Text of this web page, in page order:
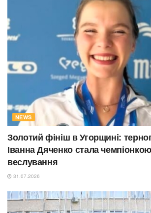
NEWS
Золотий фініш в Угорщині:
Іванна Дяченко стала
веслування
31.07.2026